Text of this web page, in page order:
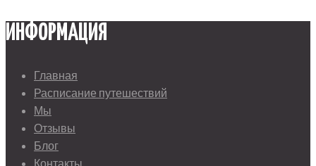
ИНФОРМАЦИЯ
Главная
Расписание путешествий
Мы
Отзывы
Блог
Контакты